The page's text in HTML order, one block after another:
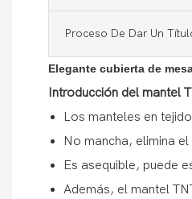
Proceso De Dar Un
Elegante cubierta de
Introducción del mantel
Los manteles en
No mancha, elimina
Es asequible, puede
Además, el mantel